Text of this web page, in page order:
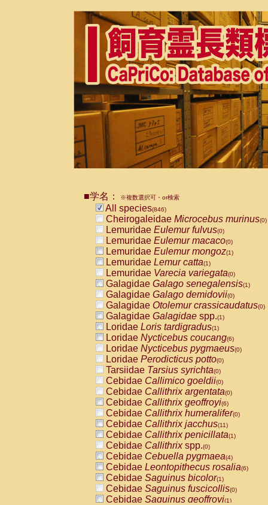
■学名： ※複数選択可・or検索
All species(846)
Cheirogaleidae Microcebus murinus(0)
Lemuridae Eulemur fulvus(0)
Lemuridae Eulemur macaco(0)
Lemuridae Eulemur mongoz(1)
Lemuridae Lemur catta(1)
Lemuridae Varecia variegata(0)
Galagidae Galago senegalensis(1)
Galagidae Galago demidovii(0)
Galagidae Otolemur crassicaudatus(0)
Galagidae Galagidae spp.(1)
Loridae Loris tardigradus(1)
Loridae Nycticebus coucang(6)
Loridae Nycticebus pygmaeus(0)
Loridae Perodicticus potto(0)
Tarsiidae Tarsius syrichta(0)
Cebidae Callimico goeldii(0)
Cebidae Callithrix argentata(0)
Cebidae Callithrix geoffroyi(6)
Cebidae Callithrix humeralifer(0)
Cebidae Callithrix jacchus(11)
Cebidae Callithrix penicillata(1)
Cebidae Callithrixspp.(0)
Cebidae Cebuella pygmaea(4)
Cebidae Leontopithecus rosalia(6)
Cebidae Saguinus bicolor(1)
Cebidae Saguinus fuscicollis(0)
Cebidae Saguinus geoffroyi(1)